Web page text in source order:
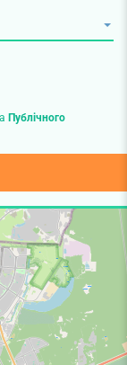
головного мозку;
проблеми
Публічного